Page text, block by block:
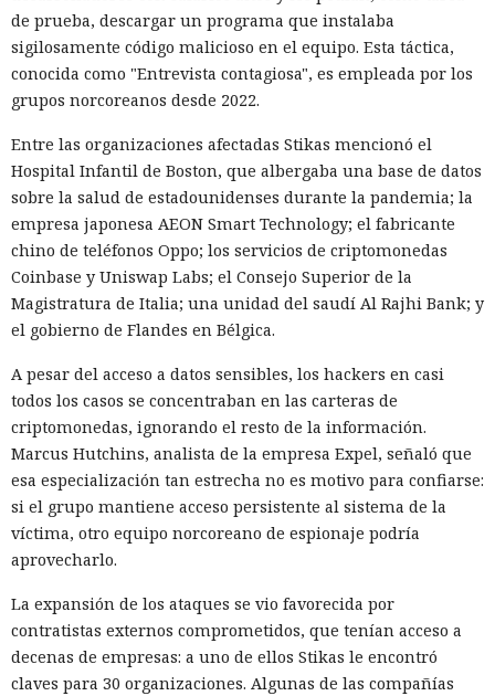
de Telegram.
11:24 / 09.08.2026
Delincuentes descubren una forma alarmantemente
sencilla de convertir chatbots en cómplices de ataques
informáticos.
Las herramientas de IA gradualmente dejan de ser para los
forman parte del propio ataque. Cisco Talosestudió
registros de uso de IA y descubrió que los modelos de
lenguaje ya ayudan a los hackers a crear herramientas
maliciosas, escalar operaciones y buscar vulnerabilidades, y
de prueba, descargar un programa que instalaba
sigilosamente código malicioso en el equipo. Esta táctica,
conocida como "Entrevista contagiosa", es empleada por los
grupos norcoreanos desde 2022.
Entre las organizaciones afectadas Stikas mencionó el
Hospital Infantil de Boston, que albergaba una base de datos
sobre la salud de estadounidenses durante la pandemia; la
empresa japonesa AEON Smart Technology; el fabricante
chino de teléfonos Oppo; los servicios de criptomonedas
Coinbase y Uniswap Labs; el Consejo Superior de la
Magistratura de Italia; una unidad del saudí Al Rajhi Bank; y
el gobierno de Flandes en Bélgica.
A pesar del acceso a datos sensibles, los hackers en casi
todos los casos se concentraban en las carteras de
criptomonedas, ignorando el resto de la información.
Marcus Hutchins, analista de la empresa Expel, señaló que
esa especialización tan estrecha no es motivo para confiarse:
si el grupo mantiene acceso persistente al sistema de la
víctima, otro equipo norcoreano de espionaje podría
aprovecharlo.
La expansión de los ataques se vio favorecida por
contratistas externos comprometidos, que tenían acceso a
decenas de empresas: a uno de ellos Stikas le encontró
claves para 30 organizaciones. Algunas de las compañías